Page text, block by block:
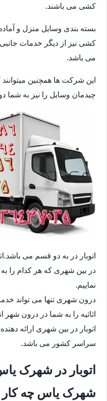
کشی می باشند.
بسته بندی وسایل منزل و
کشی نیز از دیگر خدمات جانبی
می باشد.
این شرکت ها همچنین
چیدمان وسایل را نیز به شما
اتوبار در به دو قسم می
در بین شهری که هر کدام را
نماییم.
درون شهری تنها می تواند
اثاثیه را به شما در درون شهر
اتوبار در بین شهری ارائه
سراسر کشور می باشد.
اتوبار در شهرک
شهرک یاس چه کار